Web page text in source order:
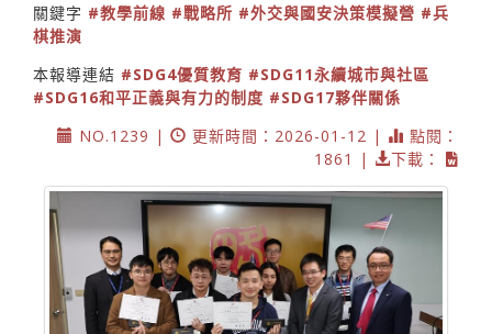
關鍵字 #教學前線 #戰略所 #外交與國安決策模擬營 #兵
棋推演
本報導連結 #SDG4優質教育 #SDG11永續城市與社區
#SDG16和平正義與有力的制度 #SDG17夥伴關係
NO.1239 |
更新時間：2026-01-12 |
點閱：
1861 |
下載：